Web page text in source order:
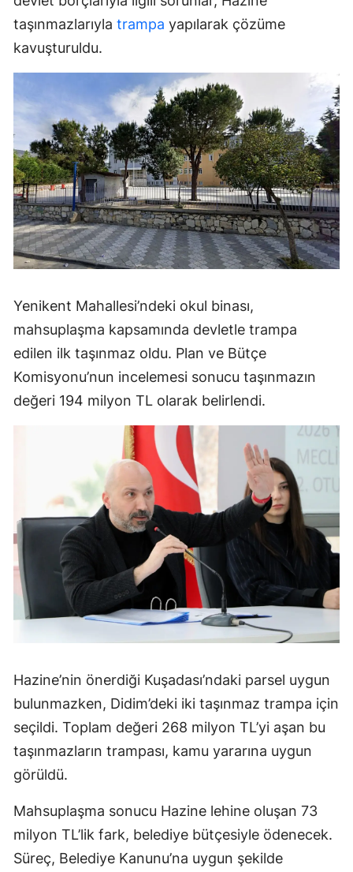
taşınmazlarıyla trampa yapılarak çözüme
kavuşturuldu.
Yenikent Mahallesi’ndeki okul binası,
mahsuplaşma kapsamında devletle trampa
edilen ilk taşınmaz oldu. Plan ve Bütçe
Komisyonu’nun incelemesi sonucu taşınmazın
değeri 194 milyon TL olarak belirlendi.
Hazine’nin önerdiği Kuşadası’ndaki parsel uygun
bulunmazken, Didim’deki iki taşınmaz trampa için
seçildi. Toplam değeri 268 milyon TL’yi aşan bu
taşınmazların trampası, kamu yararına uygun
görüldü.
Mahsuplaşma sonucu Hazine lehine oluşan 73
milyon TL’lik fark, belediye bütçesiyle ödenecek.
Süreç, Belediye Kanunu’na uygun şekilde